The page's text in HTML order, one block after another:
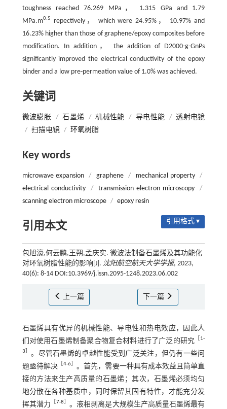
toughness reached 76.269 MPa， 1.315 GPa and 1.79
MPa.m0.5
repectively， which were 24.95%， 10.97% and
16.23% higher than those of graphene/epoxy composites before
modification. In addition， the addition of D2000-g-GnPs
significantly improved the electrical conductivity of the epoxy
binder and a low pre-permeation value of 1.0% was achieved.
关键词
微波膨胀 / 石墨烯 / 机械性能 / 导电性能 / 透射电镜
/ 扫描电镜 / 环氧树脂
Key words
microwave expansion / graphene / mechanical property
/
electrical conductivity
/ transmission electron microscopy
/
scanning electron microscope / epoxy resin
引用本文 引用格式 ▾
包旭濠,何云鹏,王朔,孟庆实. 微波法制备石墨烯及其功能化
对环氧树脂性能的影响[J]. 沈阳航空航天大学学报, 2023,
40(6): 8-14 DOI:10.3969/j.issn.2095-1248.2023.06.002
上一篇 下一篇
石墨烯具有优异的机械性能、导电性和热电效应，因此人
们对使用石墨烯制备聚合物复合材料进行了广泛的研究 ［1-
3］ 。尽管石墨烯的卓越性能受到广泛关注，但仍有一些问
题亟待解决 ［4-6］ 。首先，需要一种具有成本效益且简单直
接的方法来生产高质量的石墨烯；其次，石墨烯必须均匀
地分散在各种基质中，同时保留其固有特性，才能充分发
挥其潜力 ［7-8］ 。液相剥离是大规模生产高质量石墨烯最有